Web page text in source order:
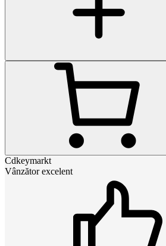
Cdkeymarkt
Vânzător excelent